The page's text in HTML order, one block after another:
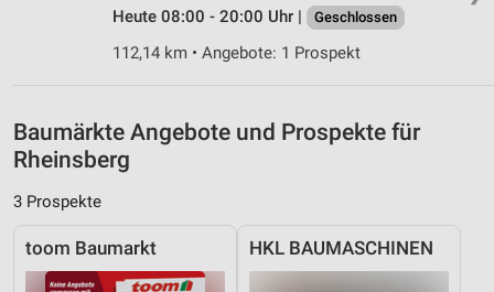
Heute 08:00 - 20:00 Uhr |
Geschlossen
112,14 km • Angebote: 1 Prospekt
Baumärkte Angebote und Prospekte für
Rheinsberg
3 Prospekte
toom Baumarkt HKL BAUMASCHINEN
Entwicklung und Verbesserung der Angebote
Verwendung reduzierter Daten zur Auswahl von
Verwendung genauer Standortdaten
Informationen identifizieren
Nicht-IAB-Verarbeitungszwecke:
Notwendig